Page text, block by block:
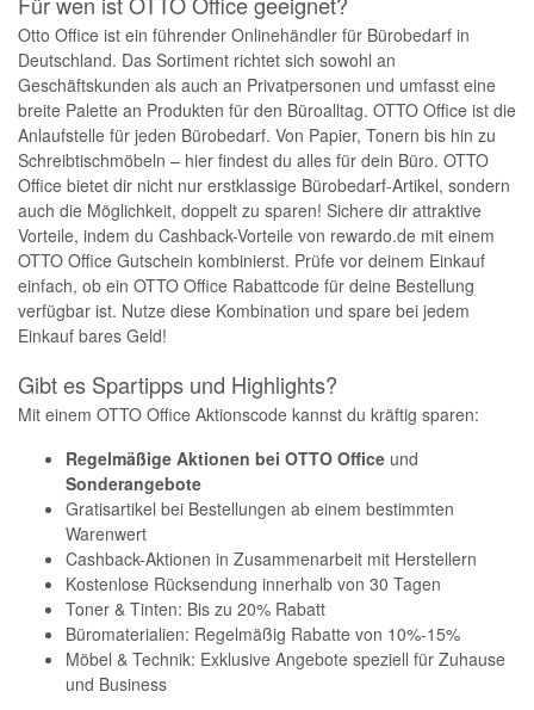
Otto Office ist ein führender Onlinehändler für Bürobedarf in
Deutschland. Das Sortiment richtet sich sowohl an
Geschäftskunden als auch an Privatpersonen und umfasst eine
breite Palette an Produkten für den Büroalltag. OTTO Office ist die
Anlaufstelle für jeden Bürobedarf. Von Papier, Tonern bis hin zu
Schreibtischmöbeln – hier findest du alles für dein Büro. OTTO
Office bietet dir nicht nur erstklassige Bürobedarf-Artikel, sondern
auch die Möglichkeit, doppelt zu sparen! Sichere dir attraktive
Vorteile, indem du Cashback-Vorteile von rewardo.de mit einem
OTTO Office Gutschein kombinierst. Prüfe vor deinem Einkauf
einfach, ob ein OTTO Office Rabattcode für deine Bestellung
verfügbar ist. Nutze diese Kombination und spare bei jedem
Einkauf bares Geld!
Gibt es Spartipps und Highlights?
Mit einem OTTO Office Aktionscode kannst du kräftig sparen:
Regelmäßige Aktionen bei OTTO Office und
Sonderangebote
Gratisartikel bei Bestellungen ab einem bestimmten
Warenwert
Cashback-Aktionen in Zusammenarbeit mit Herstellern
Kostenlose Rücksendung innerhalb von 30 Tagen
Toner & Tinten: Bis zu 20% Rabatt
Büromaterialien: Regelmäßig Rabatte von 10%-15%
Möbel & Technik: Exklusive Angebote speziell für Zuhause
und Business